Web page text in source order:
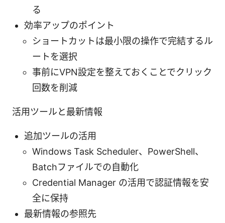
る
効率アップのポイント
ショートカットは最小限の操作で完結するル
ートを選択
事前にVPN設定を整えておくことでクリック
回数を削減
活用ツールと最新情報
追加ツールの活用
Windows Task Scheduler、PowerShell、
Batchファイルでの自動化
Credential Manager の活用で認証情報を安
全に保持
最新情報の参照先